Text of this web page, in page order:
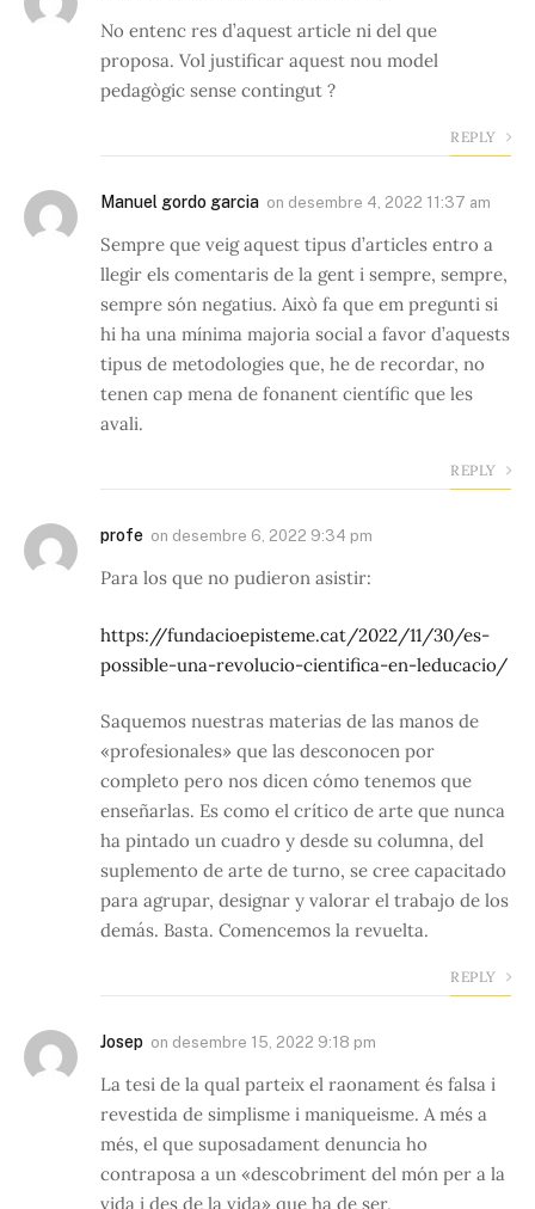
No entenc res d’aquest article ni del que
proposa. Vol justificar aquest nou model
pedagògic sense contingut ?
REPLY
Manuel gordo garcia on desembre 4, 2022 11:37 am
Sempre que veig aquest tipus d’articles entro a
llegir els comentaris de la gent i sempre, sempre,
sempre són negatius. Això fa que em pregunti si
hi ha una mínima majoria social a favor d’aquests
tipus de metodologies que, he de recordar, no
tenen cap mena de fonanent científic que les
avali.
REPLY
profe on desembre 6, 2022 9:34 pm
Para los que no pudieron asistir:
https://fundacioepisteme.cat/2022/11/30/es-
possible-una-revolucio-cientifica-en-leducacio/
Saquemos nuestras materias de las manos de
«profesionales» que las desconocen por
completo pero nos dicen cómo tenemos que
enseñarlas. Es como el crítico de arte que nunca
ha pintado un cuadro y desde su columna, del
suplemento de arte de turno, se cree capacitado
para agrupar, designar y valorar el trabajo de los
demás. Basta. Comencemos la revuelta.
REPLY
Josep on desembre 15, 2022 9:18 pm
La tesi de la qual parteix el raonament és falsa i
revestida de simplisme i maniqueisme. A més a
més, el que suposadament denuncia ho
contraposa a un «descobriment del món per a la
vida i des de la vida» que ha de ser,